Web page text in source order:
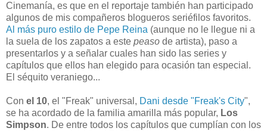
Cinemanía, es que en el reportaje también han participado
algunos de mis compañeros blogueros seriéfilos favoritos.
Al más puro estilo de Pepe Reina (aunque no le llegue ni a
la suela de los zapatos a este peaso de artista), paso a
presentarlos y a señalar cuales han sido las series y
capítulos que ellos han elegido para ocasión tan especial.
El séquito veraniego...
Con el 10, el "Freak" universal, Dani desde "Freak's City",
se ha acordado de la familia amarilla más popular, Los
Simpson. De entre todos los capítulos que cumplían con los